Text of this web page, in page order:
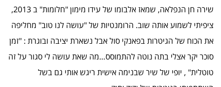
שירה חן הנפלאה, שמאז אלבומו של עידו מימון "חלומות" ב 2013,
ציפיתי לשמוע אותה שוב. הרומנטיות של "עושה לנו טוב" מחליפה
את הכוח של הגיטרות בפאנקי סול אבל נשארת יציבה ובוגרת : "זמן
סוכר יקר אצלי בתה נוטה להתמוסס…מה שאת עושה לי סגור על זה
טוטלית" , יופי של שיר שבנימה אישית ריגש אותי גם בשל